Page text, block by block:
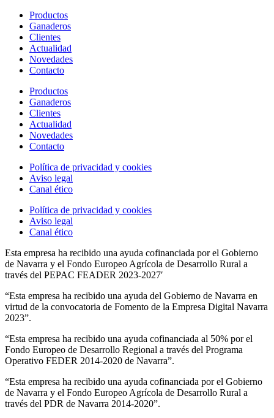
Productos
Ganaderos
Clientes
Actualidad
Novedades
Contacto
Productos
Ganaderos
Clientes
Actualidad
Novedades
Contacto
Política de privacidad y cookies
Aviso legal
Canal ético
Política de privacidad y cookies
Aviso legal
Canal ético
Esta empresa ha recibido una ayuda cofinanciada por el Gobierno
de Navarra y el Fondo Europeo Agrícola de Desarrollo Rural a
través del PEPAC FEADER 2023-2027′
“Esta empresa ha recibido una ayuda del Gobierno de Navarra en
virtud de la convocatoria de Fomento de la Empresa Digital Navarra
2023”.
“Esta empresa ha recibido una ayuda cofinanciada al 50% por el
Fondo Europeo de Desarrollo Regional a través del Programa
Operativo FEDER 2014-2020 de Navarra”.
“Esta empresa ha recibido una ayuda cofinanciada por el Gobierno
de Navarra y el Fondo Europeo Agrícola de Desarrollo Rural a
través del PDR de Navarra 2014-2020”.